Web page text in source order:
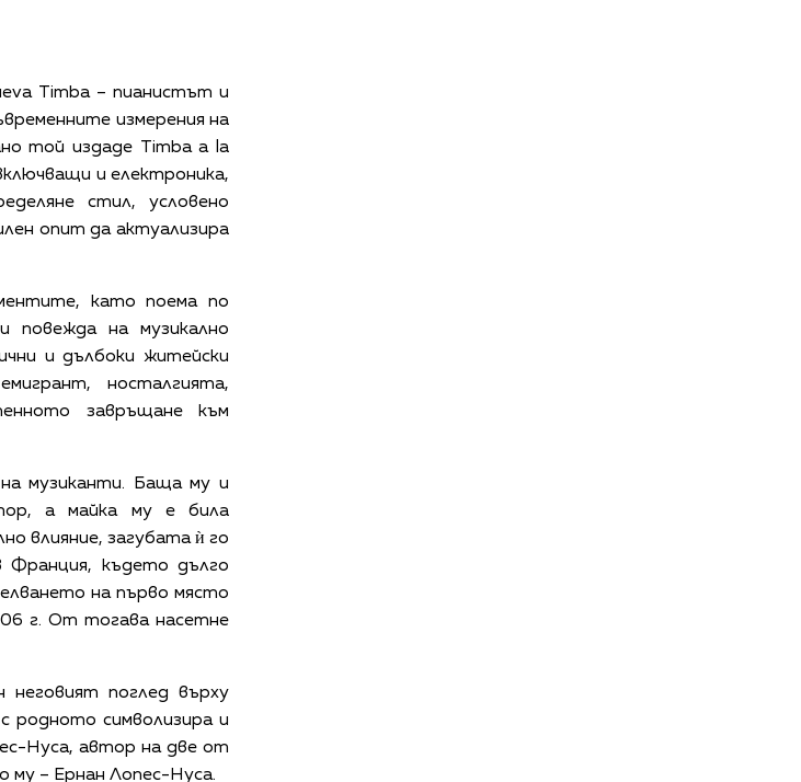
Timba – пианистът и
измерения на
той издаде Timba a la
и електроника,
стил, условено
опит да актуализира
като поема по
на музикално
и дълбоки житейски
носталгията,
завръщане към
музиканти. Баща му и
а майка му е била
влияние, загубата ѝ го
Франция, където дълго
на първо място
г. От тогава насетне
неговият поглед върху
родното символизира и
Нуса, автор на две от
му – Ернан Лопес-Нуса.